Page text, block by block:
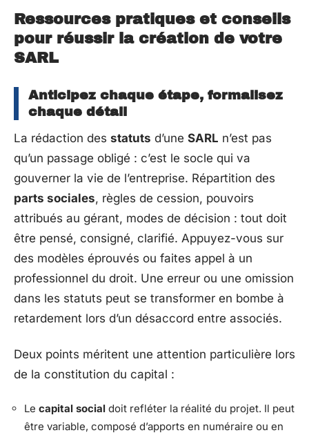
Ressources pratiques et conseils
pour réussir la création de votre
SARL
Anticipez chaque étape, formalisez
chaque détail
La rédaction des statuts d’une SARL n’est pas
qu’un passage obligé : c’est le socle qui va
gouverner la vie de l’entreprise. Répartition des
parts sociales, règles de cession, pouvoirs
attribués au gérant, modes de décision : tout doit
être pensé, consigné, clarifié. Appuyez-vous sur
des modèles éprouvés ou faites appel à un
professionnel du droit. Une erreur ou une omission
dans les statuts peut se transformer en bombe à
retardement lors d’un désaccord entre associés.
Deux points méritent une attention particulière lors
de la constitution du capital :
Le capital social doit refléter la réalité du projet. Il peut
être variable, composé d’apports en numéraire ou en